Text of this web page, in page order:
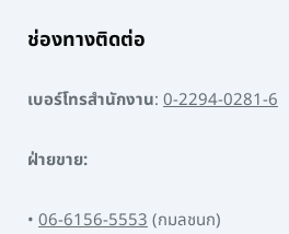
ช่องทางติดต่อ
เบอร์โทรสำนักงาน: 0-2294-0281-6
ฝ่ายขาย:
• 06-6156-5553 (กมลชนก)